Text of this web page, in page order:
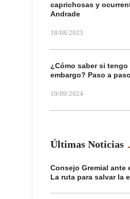
caprichosas y
Andrade
18/08/2023
¿Cómo saber si
embargo? Paso a
19/09/2024
Últimas Noticias
Consejo Gremial ante
La ruta para salvar la